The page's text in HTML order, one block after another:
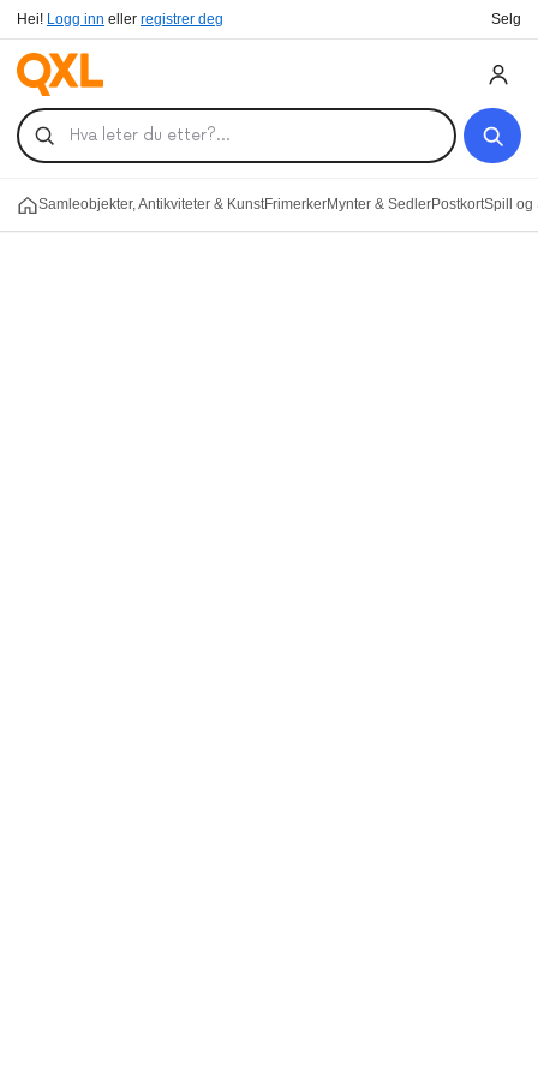
Hei! Logg inn eller registrer deg Selg
Samleobjekter, Antikviteter & KunstFrimerkerMynter & SedlerPostkortSpill og